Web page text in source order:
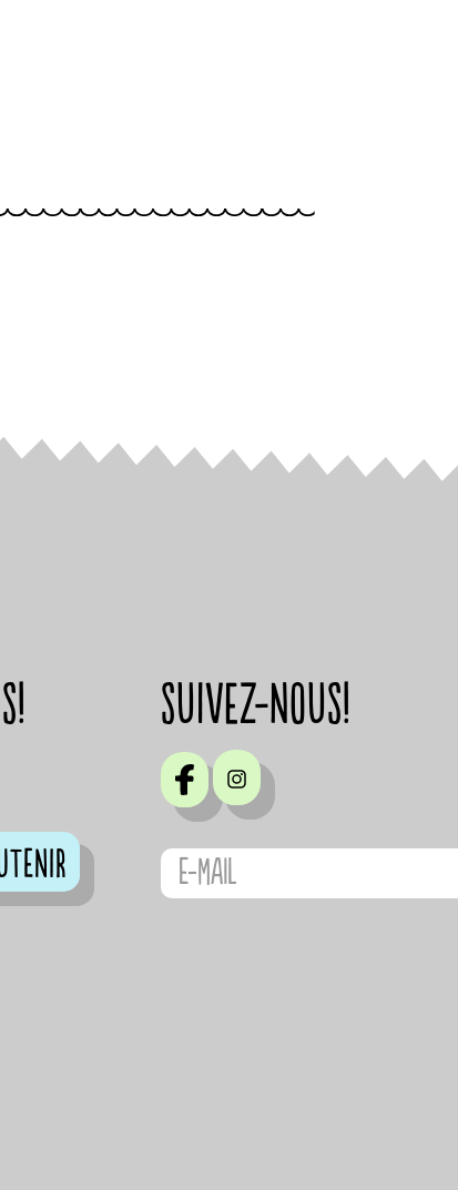
suivez-nous!